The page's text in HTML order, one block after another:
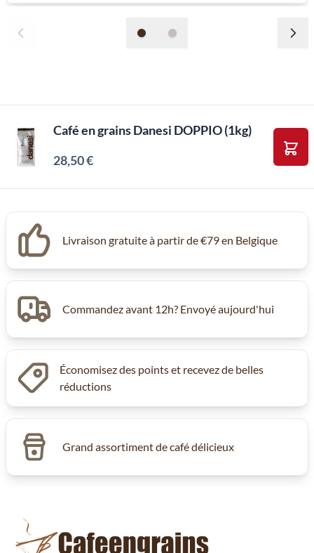
Café en grains Danesi DOPPIO (1kg)
28,50 €
Livraison gratuite à partir de €79 en Belgique
Commandez avant 12h? Envoyé aujourd'hui
Économisez des points et recevez de belles
réductions
Grand assortiment de café délicieux